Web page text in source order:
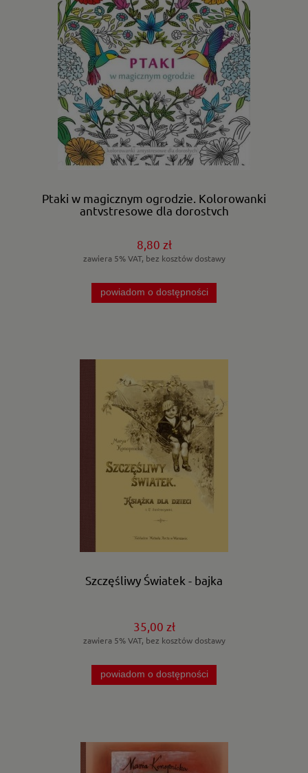
Ptaki w magicznym ogrodzie. Kolorowanki
antystresowe dla dorostych
8,80 zł
zawiera 5% VAT, bez kosztów dostawy
powiadom o dostępności
Szczęśliwy Światek - bajka
35,00 zł
zawiera 5% VAT, bez kosztów dostawy
powiadom o dostępności